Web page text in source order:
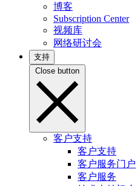
博客
Subscription Center
视频库
网络研讨会
支持
Close button
客户支持
客户支持
客户服务门户
客户服务